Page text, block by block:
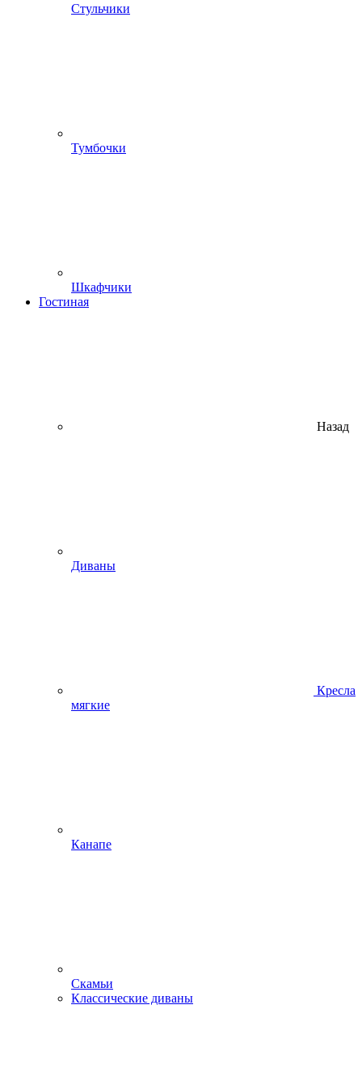
Стульчики
Тумбочки
Шкафчики
Гостиная
Назад
Диваны
Кресла
мягкие
Канапе
Скамьи
Классические диваны